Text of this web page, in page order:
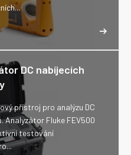
DC nabíjecích
přístroj pro analýzu DC
Analyzátor Fluke FEV500
testování